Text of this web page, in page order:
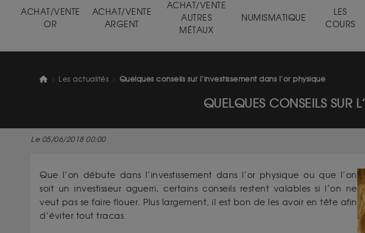
ACHAT/VENTE
OR
ACHAT/VENTE
ARGENT
ACHAT/VENTE
AUTRES
MÉTAUX
NUMISMATIQUE
LES
COURS
Les actualités Quelques conseils sur l’investissement dans l’or physique
QUELQUES CONSEILS SUR
Le 05/06/2018 00:00
Que l’on débute dans l’investissement dans l’or physique ou que l’on
soit un investisseur aguerri, certains conseils restent valables si l’on ne
veut pas se faire flouer. Plus largement, il est bon de les avoir en tête afin
d’éviter tout tracas.